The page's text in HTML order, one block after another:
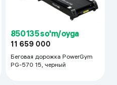
850 135 so'm/oyga
11 659 000
Беговая дорожка PowerGym
PG-570 15, черный